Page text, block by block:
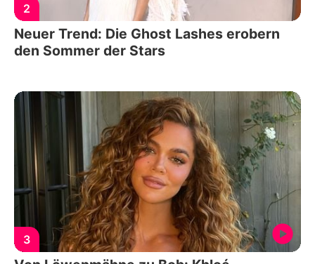
2
Neuer Trend: Die Ghost Lashes erobern
den Sommer der Stars
3